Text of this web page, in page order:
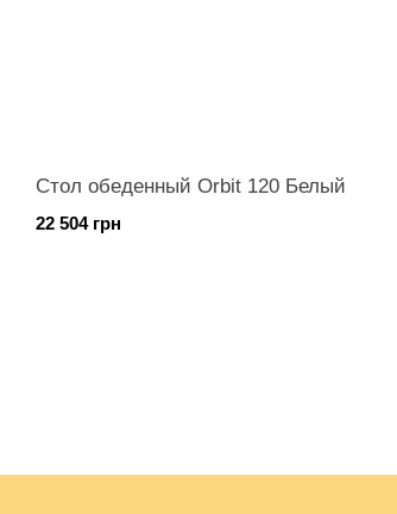
Стол обеденный Orbit 120 Белый
22 504 грн